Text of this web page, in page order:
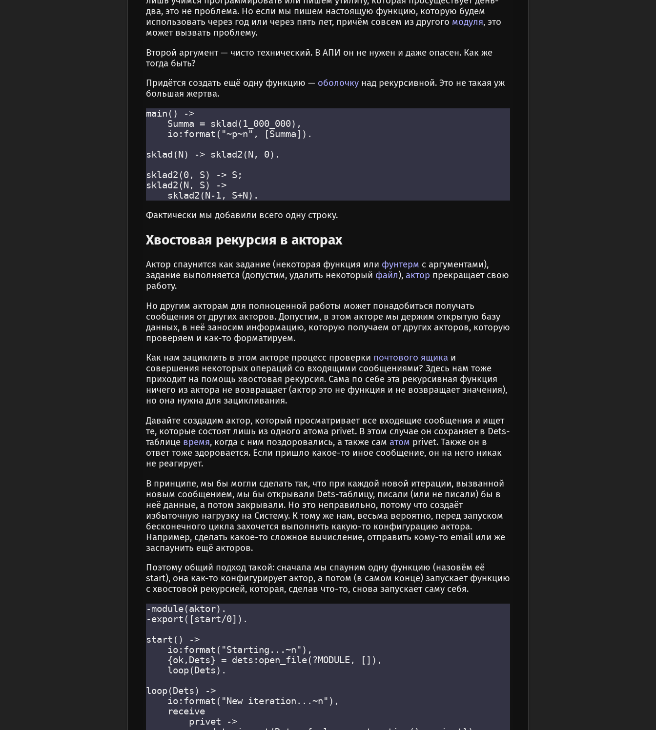
два, это не проблема. Но если мы пишем настоящую функцию, которую будем
использовать через год или через пять лет, причём совсем из другого модуля, это
может вызвать проблему.
Второй аргумент — чисто технический. В АПИ он не нужен и даже опасен. Как же
тогда быть?
Придётся создать ещё одну функцию — оболочкунад рекурсивной. Это не такая уж
большая жертва.
main() ->
    Summa = sklad(1_000_000),
    io:format("~p~n", [Summa]).
sklad(N) -> sklad2(N, 0).
sklad2(0, S) -> S;
sklad2(N, S) ->
Фактически мы добавили всего одну строку.
Хвостовая рекурсия в акторах
Актор спаунится как задание (некоторая функция или фунтерм с аргументами),
задание выполняется (допустим, удалить некоторый файл), актор прекращает свою
работу.
Но другим акторам для полноценной работы может понадобиться получать
сообщения от других акторов. Допустим, в этом акторе мы держим открытую базу
данных, в неё заносим информацию, которую получаем от других акторов, которую
проверяем и как-то форматируем.
Как нам зациклить в этом акторе процесс проверки почтового ящика и
совершения некоторых операций со входящими сообщениями? Здесь нам тоже
приходит на помощь хвостовая рекурсия. Сама по себе эта рекурсивная функция
ничего из актора не возвращает (актор это не функция и не возвращает значения),
но она нужна для зацикливания.
Давайте создадим актор, который просматривает все входящие сообщения и ищет
те, которые состоят лишь из одного атома privet. В этом случае он сохраняет в Dets-
таблице время, когда с ним поздоровались, а также сам атом privet. Также он в
ответ тоже здоровается. Если пришло какое-то иное сообщение, он на него никак
не реагирует.
В принципе, мы бы могли сделать так, что при каждой новой итерации, вызванной
новым сообщением, мы бы открывали Dets-таблицу, писали (или не писали) бы в
неё данные, а потом закрывали. Но это неправильно, потому что создаёт
избыточную нагрузку на Систему. К тому же нам, весьма вероятно, перед запуском
бесконечного цикла захочется выполнить какую-то конфигурацию актора.
Например, сделать какое-то сложное вычисление, отправить кому-то email или же
заспаунить ещё акторов.
Поэтому общий подход такой: сначала мы спауним одну функцию (назовём её
start), она как-то конфигурирует актор, а потом (в самом конце) запускает функцию
с хвостовой рекурсией, которая, сделав что-то, снова запускает саму себя.
-module(aktor).
-export([start/0]).
start() ->
    io:format("Starting...~n"),
    {ok,Dets} = dets:open_file(?MODULE, []),
    loop(Dets).
loop(Dets) ->
    io:format("New iteration...~n"),
    receive
        privet ->